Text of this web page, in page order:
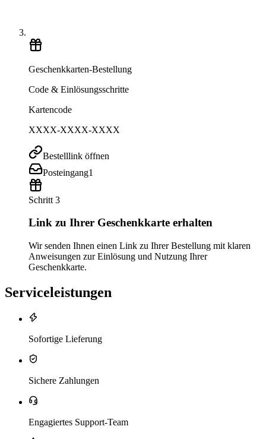
Geschenkkarten-Bestellung
Code & Einlösungsschritte
Kartencode
XXXX-XXXX-XXXX
Bestelllink öffnen
Posteingang1
Schritt 3
Link zu Ihrer Geschenkkarte erhalten
Wir senden Ihnen einen Link zu Ihrer Bestellung mit klaren
Anweisungen zur Einlösung und Nutzung Ihrer
Geschenkkarte.
Serviceleistungen
Sofortige Lieferung
Sichere Zahlungen
Engagiertes Support-Team